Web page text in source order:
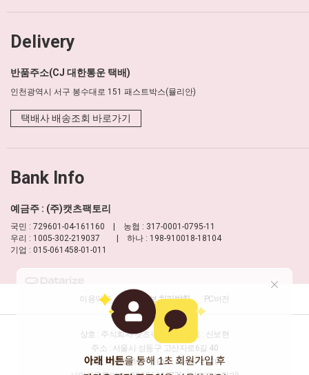
Delivery
반품주소(CJ 대한통운 택배)
인천광역시 서구 봉수대로 151 패스트박스(뮬리안)
택배사 배송조회 바로가기
Bank Info
예금주 : (주)캣츠팩토리
국민 : 729601-04-161160 | 농협 : 317-0001-0795-11
우리 : 1005-302-219037 | 하나 : 198-910018-18104
기업 : 015-061458-01-011
이용약관 개인정보 처리방침 PC버전
상호 : 주식회사 캣츠팩토리
대표 : 신보현
주소 : 서울시 성동구 고산자로6길 40
TEL : 1688-8177
FAX : 02-457-2330